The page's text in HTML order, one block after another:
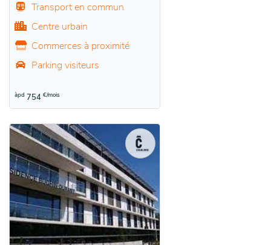
Transport en commun
Centre urbain
Commerces à proximité
Parking visiteurs
àpd 754 €/mois